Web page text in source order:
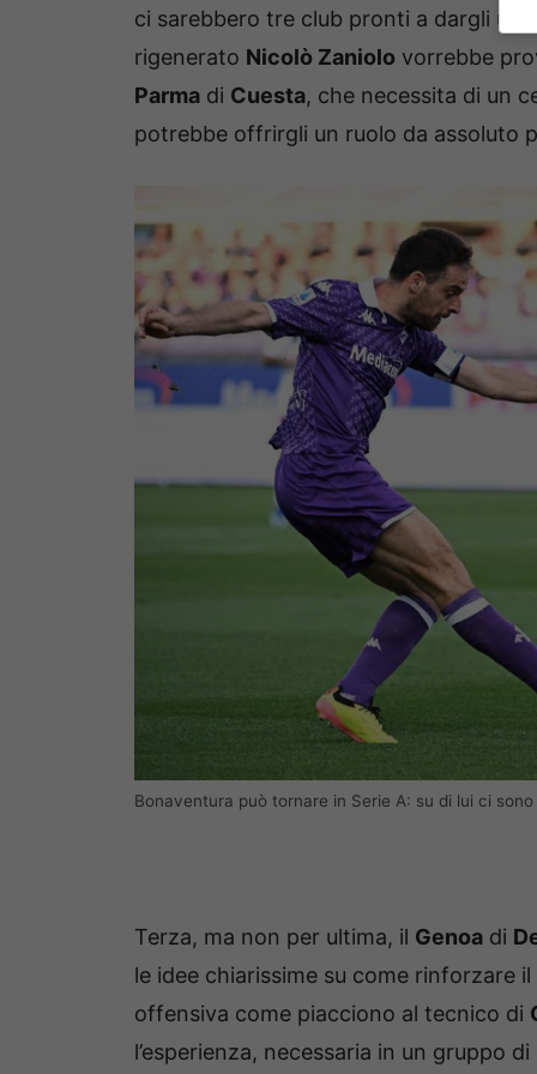
ci sarebbero tre club pronti a dargli una
rigenerato Nicolò Zaniolo vorrebbe
Parma di Cuesta, che necessita di un
potrebbe offrirgli un ruolo da assoluto
Bonaventura può tornare in Serie A: su di lui ci
Terza, ma non per ultima, il Genoa di
le idee chiarissime su come rinforzare
offensiva come piacciono al tecnico di
l’esperienza, necessaria in un gruppo